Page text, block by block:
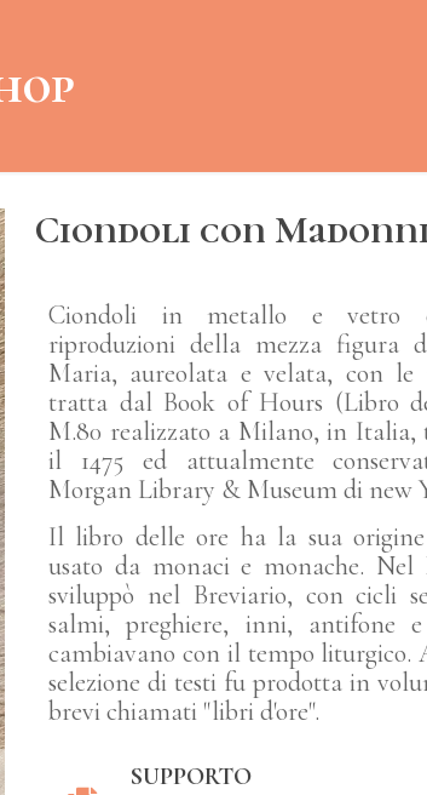
Ciondoli con
Ciondoli in metallo e vetro
riproduzioni della mezza figura
Maria, aureolata e velata, con le
tratta dal Book of Hours (Libro
M.80 realizzato a Milano, in Italia,
il 1475 ed attualmente
Morgan Library & Museum di new
Il libro delle ore ha la sua
usato da monaci e monache. Nel
sviluppò nel Breviario, con cicli
salmi, preghiere, inni, antifone
cambiavano con il tempo liturgico.
selezione di testi fu prodotta in
brevi chiamati "libri d'ore".
SUPPORTO